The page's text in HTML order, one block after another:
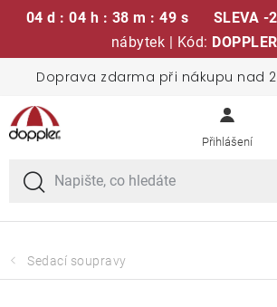
04 d : 04 h : 38 m : 49 s SLEVA -
nábytek | Kód:
obsah
Doprava zdarma při nákupu nad
Sedací soupravy
Slunečníky
Křesla a židle
Sedací soupravy